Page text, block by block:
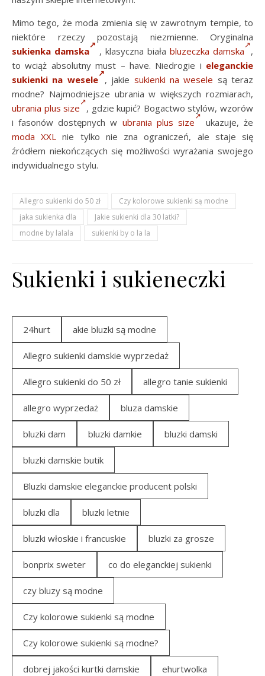
Mimo tego, że moda zmienia się w zawrotnym tempie, to
niektóre rzeczy pozostają niezmienne. Oryginalna
sukienka damska
, klasyczna biała bluzeczka damska
,
to wciąż absolutny must – have. Niedrogie i eleganckie
sukienki na wesele
, jakie sukienki na wesele są teraz
modne? Najmodniejsze ubrania w większych rozmiarach,
ubrania plus size
, gdzie kupić? Bogactwo stylów, wzorów
i fasonów dostępnych w ubrania plus size
ukazuje, że
moda XXL nie tylko nie zna ograniczeń, ale staje się
źródłem niekończących się możliwości wyrażania swojego
indywidualnego stylu.
Allegro sukienki do 50 zł
Czy kolorowe sukienki są modne
jaka sukienka dla
Jakie sukienki dla 30 latki?
modne by lalala
sukienki by o la la
Sukienki i sukieneczki
24hurt akie bluzki są modne
Allegro sukienki damskie wyprzedaż
Allegro sukienki do 50 zł allegro tanie sukienki
allegro wyprzedaż bluza damskie
bluzki dam bluzki damkie bluzki damski
bluzki damskie butik
Bluzki damskie eleganckie producent polski
bluzki dla bluzki letnie
bluzki włoskie i francuskie bluzki za grosze
bonprix sweter co do eleganckiej sukienki
czy bluzy są modne
Czy kolorowe sukienki są modne
Czy kolorowe sukienki są modne?
dobrej jakości kurtki damskie ehurtwolka